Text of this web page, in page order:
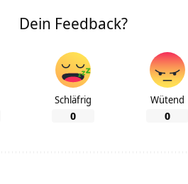
Dein Feedback?
Schläfrig
0
Wütend
0